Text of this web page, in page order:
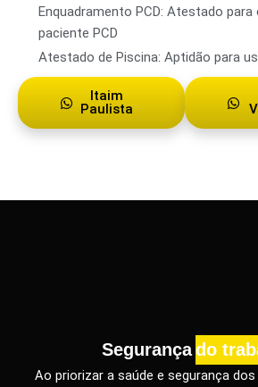
Enquadramento PCD: Atestado
paciente PCD
Atestado de Piscina: Aptidão para
Itaim
Paulista
Segurançado
Ao priorizar a saúde e segurança